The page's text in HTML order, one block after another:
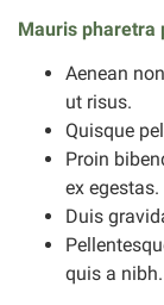
Mauris pharetra
Aenean
ut risus.
Quisque
Proin
ex egestas.
Duis
quis a nibh.